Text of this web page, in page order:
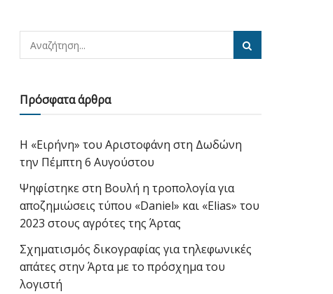
Πρόσφατα άρθρα
Η «Ειρήνη» του Αριστοφάνη στη Δωδώνη
την Πέμπτη 6 Αυγούστου
Ψηφίστηκε στη Βουλή η τροπολογία για
αποζημιώσεις τύπου «Daniel» και «Elias» του
2023 στους αγρότες της Άρτας
Σχηματισμός δικογραφίας για τηλεφωνικές
απάτες στην Άρτα με το πρόσχημα του
λογιστή